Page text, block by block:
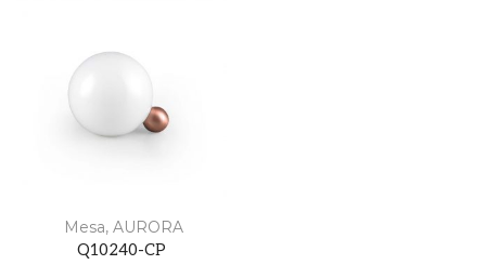
Mesa, AURORA
Q10240-CP